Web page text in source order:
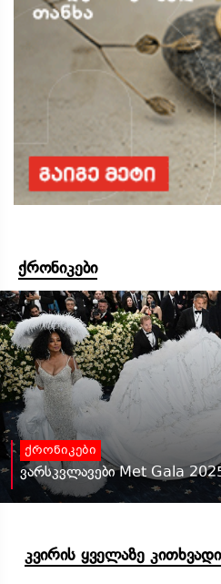
ქრონიკები
ქრონიკები
ვარსკვლავები Met Gala
კვირის ყველაზე კითხვადი